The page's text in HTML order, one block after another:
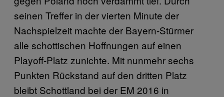
seinen Treffer in der vierten Minute der
Nachspielzeit machte der Bayern-Stürmer
alle schottischen Hoffnungen auf einen
Playoff-Platz zunichte. Mit nunmehr sechs
Punkten Rückstand auf den dritten Platz
bleibt Schottland bei der EM 2016 in